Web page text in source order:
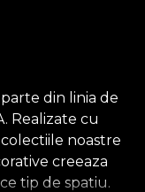
din linia de
Realizate cu
noastre
creeaza
tip de spatiu.